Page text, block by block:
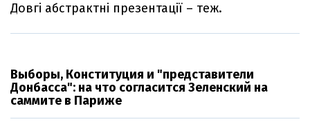
Довгі абстрактні презентації – теж.
Выборы, Конституция и "представители
Донбасса": на что согласится Зеленский на
саммите в Париже